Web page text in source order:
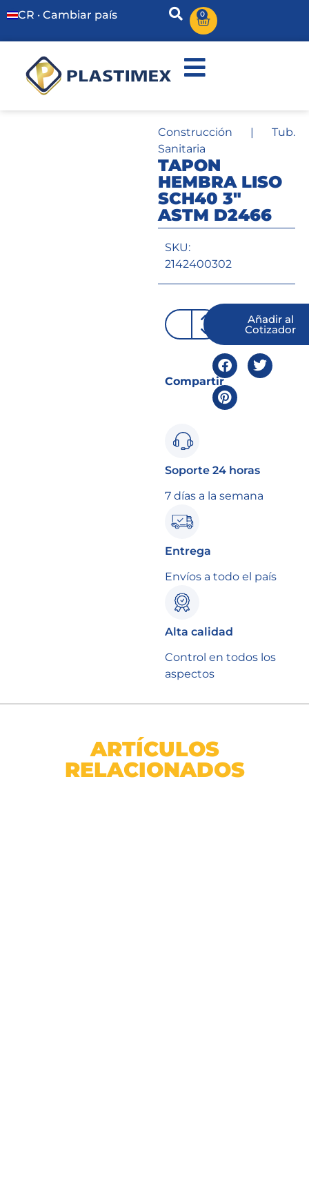
CR · Cambiar país 0
Construcción | Tub.
Sanitaria
TAPON
HEMBRA LISO
SCH40 3″
ASTM D2466
SKU:
2142400302
Añadir al
Cotizador
Compartir
Soporte 24 horas
7 días a la semana
Entrega
Envíos a todo el país
Alta calidad
Control en todos los
aspectos
ARTÍCULOS
RELACIONADOS